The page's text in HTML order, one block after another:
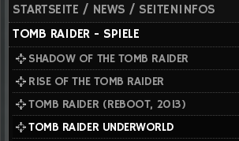
STARTSEITE / NEWS / SEITENINFOS
TOMB RAIDER - SPIELE
SHADOW OF THE TOMB RAIDER
RISE OF THE TOMB RAIDER
TOMB RAIDER (REBOOT, 2013)
TOMB RAIDER UNDERWORLD